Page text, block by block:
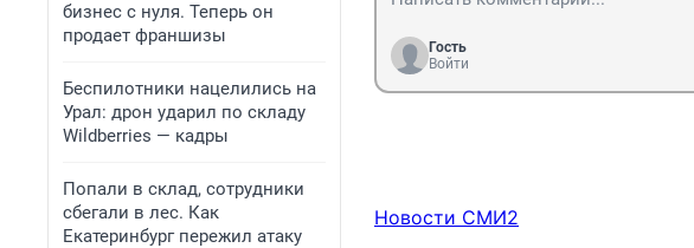
бизнес с нуля. Теперь он
продает франшизы
Беспилотники нацелились на
Урал: дрон ударил по складу
Wildberries — кадры
Попали в склад, сотрудники
сбегали в лес. Как
Екатеринбург пережил атаку
Гость
Войти
Новости СМИ2